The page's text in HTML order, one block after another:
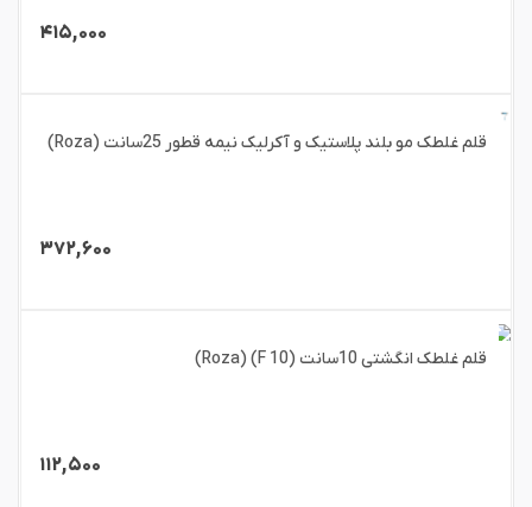
۴۱۵,۰۰۰
قلم غلطک مو بلند پلاستیک و آکرلیک نیمه قطور 25سانت (Roza)
۳۷۲,۶۰۰
قلم غلطک انگشتی 10سانت (F 10) (Roza)
۱۱۲,۵۰۰